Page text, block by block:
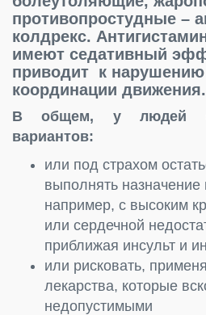
противопростудные –
колдрекс.
имеют седативный
приводит к нарушению
координации движения.
В общем, у людей
вариантов:
или под страхом
выполнять назначение
например, с высоким
или сердечной
приближая инсульт и
или рисковать,
лекарства, которые
недопустимыми